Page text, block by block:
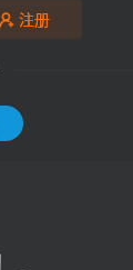
注册